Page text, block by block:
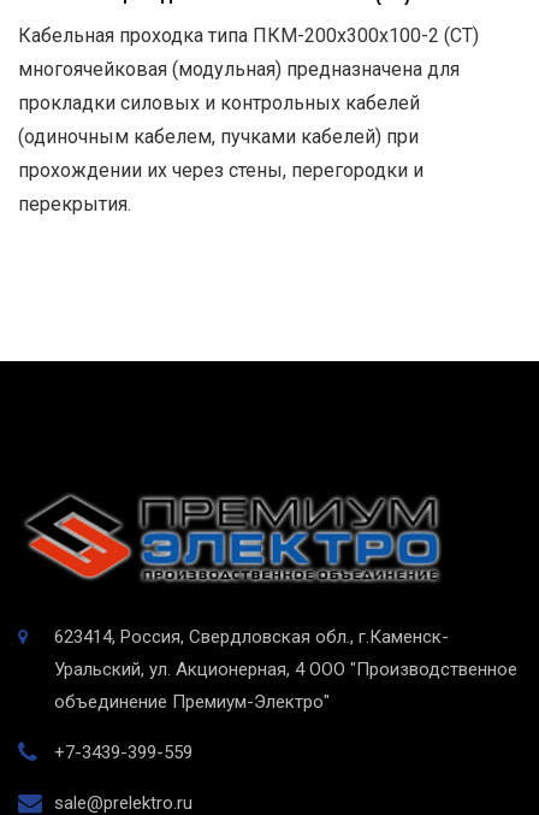
Кабельная проходка типа ПКМ-200х300х100-2 (СТ)
многоячейковая (модульная) предназначена для
прокладки силовых и контрольных кабелей
(одиночным кабелем, пучками кабелей) при
прохождении их через стены, перегородки и
перекрытия.
623414, Россия, Свердловская обл., г.Каменск-
Уральский, ул. Акционерная, 4 ООО "Производственное
объединение Премиум-Электро"
+7-3439-399-559
sale@prelektro.ru